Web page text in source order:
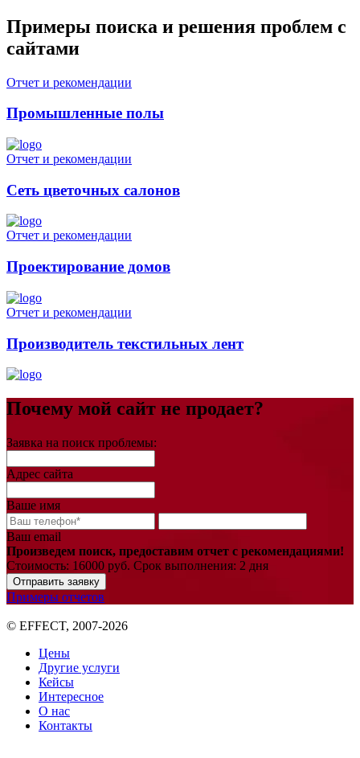
Примеры поиска и решения проблем с
сайтами
Отчет и рекомендации
Промышленные полы
Отчет и рекомендации
Сеть цветочных салонов
Отчет и рекомендации
Проектирование домов
Отчет и рекомендации
Производитель текстильных лент
Почему мой сайт не продает?
Заявка на поиск проблемы:
Адрес сайта
Ваше имя
Ваш email
Произведем поиск, предоставим отчет с рекомендациями!
Стоимость: 16000 руб. Срок выполнения: 2 дня
Отправить заявку
Примеры отчетов
© EFFECT, 2007-2026
Цены
Другие услуги
Кейсы
Интересное
О нас
Контакты